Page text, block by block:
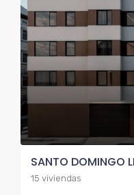
SANTO DOMINGO
15 viviendas